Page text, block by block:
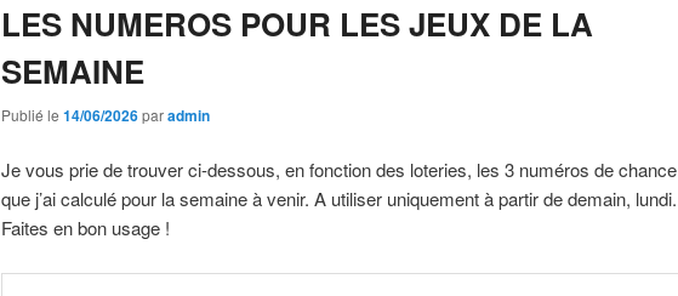
LES NUMEROS POUR LES JEUX DE LA
SEMAINE
Publié le 14/06/2026paradmin
Je vous prie de trouver ci-dessous, en fonction des loteries, les 3 numéros de chance
que j’ai calculé pour la semaine à venir. A utiliser uniquement à partir de demain, lundi.
Faites en bon usage !